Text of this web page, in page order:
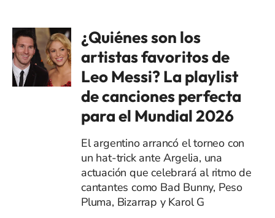
¿Quiénes son los
artistas favoritos de
Leo Messi? La playlist
de canciones perfecta
para el Mundial 2026
El argentino arrancó el torneo con
un hat-trick ante Argelia, una
actuación que celebrará al ritmo de
cantantes como Bad Bunny, Peso
Pluma, Bizarrap y Karol G